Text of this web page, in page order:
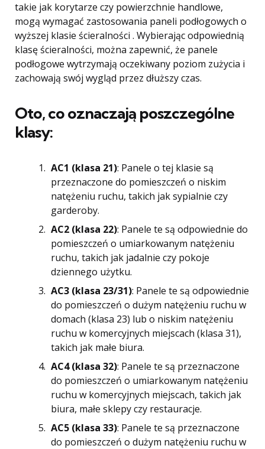
takie jak korytarze czy powierzchnie handlowe,
mogą wymagać zastosowania paneli podłogowych o
wyższej klasie ścieralności . Wybierając odpowiednią
klasę ścieralności, można zapewnić, że panele
podłogowe wytrzymają oczekiwany poziom zużycia i
zachowają swój wygląd przez dłuższy czas.
Oto, co oznaczają poszczególne
klasy:
AC1 (klasa 21): Panele o tej klasie są
przeznaczone do pomieszczeń o niskim
natężeniu ruchu, takich jak sypialnie czy
garderoby.
AC2 (klasa 22): Panele te są odpowiednie do
pomieszczeń o umiarkowanym natężeniu
ruchu, takich jak jadalnie czy pokoje
dziennego użytku.
AC3 (klasa 23/31): Panele te są odpowiednie
do pomieszczeń o dużym natężeniu ruchu w
domach (klasa 23) lub o niskim natężeniu
ruchu w komercyjnych miejscach (klasa 31),
takich jak małe biura.
AC4 (klasa 32): Panele te są przeznaczone
do pomieszczeń o umiarkowanym natężeniu
ruchu w komercyjnych miejscach, takich jak
biura, małe sklepy czy restauracje.
AC5 (klasa 33): Panele te są przeznaczone
do pomieszczeń o dużym natężeniu ruchu w